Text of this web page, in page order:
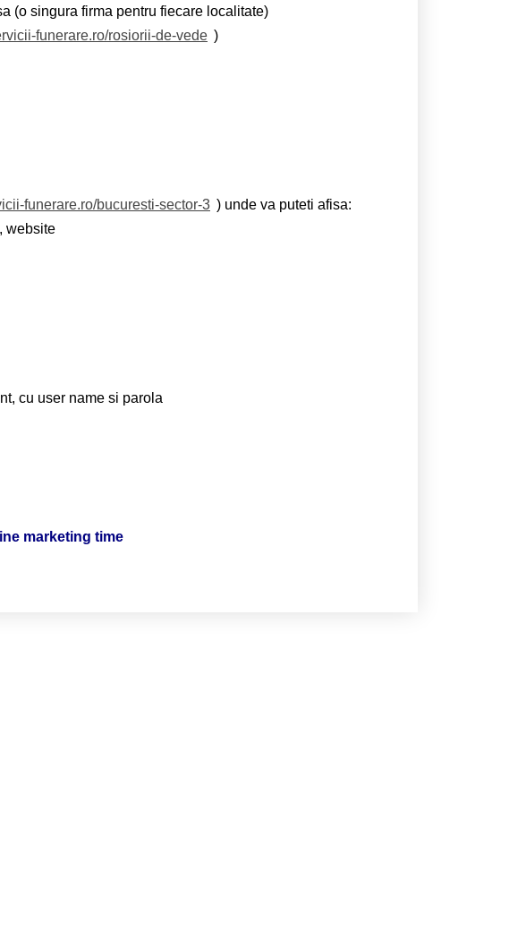
(o singura firma pentru fiecare localitate)
funerare.ro/rosiorii-de-vede )
funerare.ro/bucuresti-sector-3 ) unde va puteti afisa:
website
cu user name si parola
marketing time